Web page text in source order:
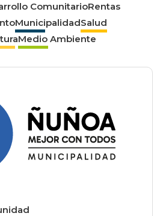
ComunitarioRentas
MunicipalidadSalud
Medio Ambiente